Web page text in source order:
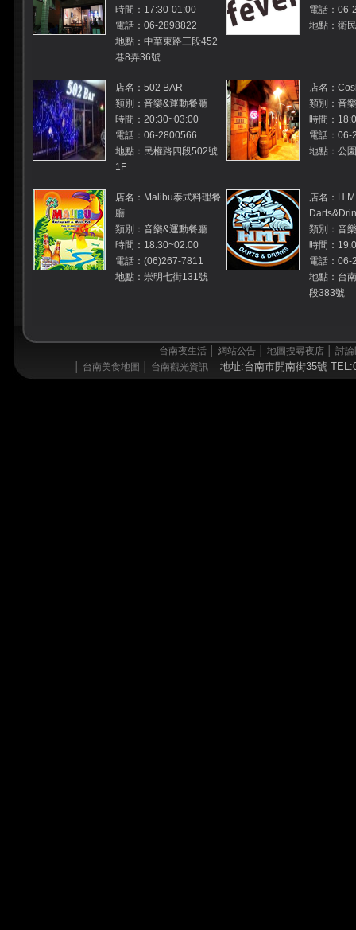
時間：17:30-01:00
電話：06-2898822
地點：中華東路三段452
巷8弄36號
電話：06-
地點：衛
店名：502 BAR
類別：音樂&運動餐廳
時間：20:30~03:00
電話：06-2800566
地點：民權路四段502號
1F
店名：
類別：音
時間：
電話：06-
地點：公
店名：Malibu泰式料理餐
廳
類別：音樂&運動餐廳
時間：18:30~02:00
電話：(06)267-7811
地點：崇明七街131號
店名：
類別：音
時間：
電話：06-
地點：台
段383號
台南夜生活│ 網站公告│ 地圖搜尋夜店│ 討論
台南美食地圖 台南觀光資訊 地址:台南市開南街35號